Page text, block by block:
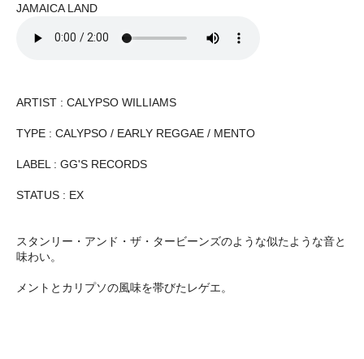
JAMAICA LAND
ARTIST : CALYPSO WILLIAMS
TYPE : CALYPSO / EARLY REGGAE / MENTO
LABEL : GG'S RECORDS
STATUS : EX
スタンリー・アンド・ザ・タービーンズのような似たような音と
味わい。
メントとカリプソの風味を帯びたレゲエ。